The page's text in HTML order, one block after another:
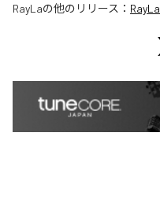
RayLaの他のリリース： RayLa